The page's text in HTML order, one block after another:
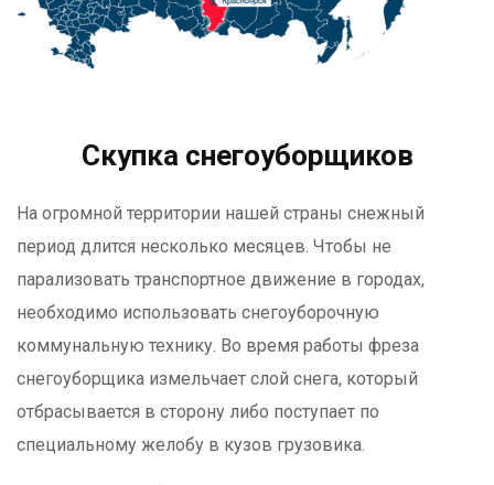
Скупка снегоуборщиков
На огромной территории нашей страны снежный
период длится несколько месяцев. Чтобы не
парализовать транспортное движение в городах,
необходимо использовать снегоуборочную
коммунальную технику. Во время работы фреза
снегоуборщика измельчает слой снега, который
отбрасывается в сторону либо поступает по
специальному желобу в кузов грузовика.